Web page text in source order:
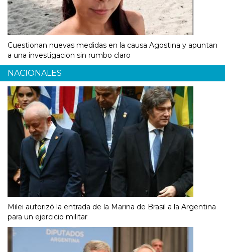
Cuestionan nuevas medidas en la causa Agostina y apuntan
a una investigacion sin rumbo claro
NACIONALES
Milei autorizó la entrada de la Marina de Brasil a la Argentina
para un ejercicio militar